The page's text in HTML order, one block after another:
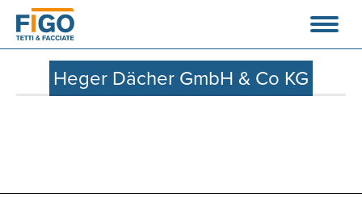
Heger Dächer GmbH & Co KG